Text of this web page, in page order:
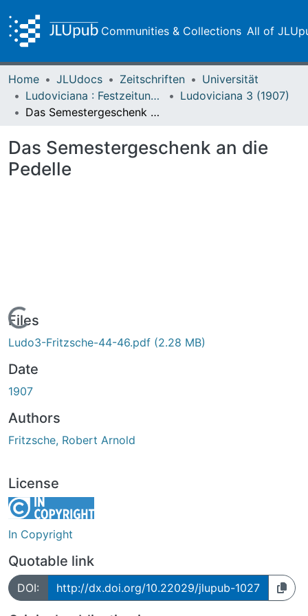
Communities & Collections All of
Home JLUdocs Zeitschriften
Universität
Ludoviciana : Festzeitung zur dritten Jahrhundertfeier der Universität Gießen
Ludoviciana 3 (1907)
Das Semestergeschenk an die Pedelle
Das Semestergeschenk an die
Pedelle
Loading...
Files
Ludo3-Fritzsche-44-46.pdf (2.28 MB)
Date
1907
Authors
Fritzsche, Robert Arnold
License
In Copyright
Quotable link
DOI: http://dx.doi.org/10.22029/jlupub-1027